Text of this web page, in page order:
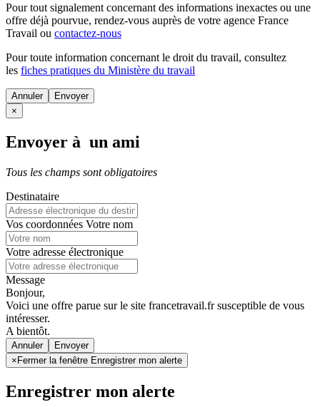
Pour tout signalement concernant des informations inexactes ou une
offre déjà pourvue, rendez-vous auprès de votre agence France
Travail ou contactez-nous
Pour toute information concernant le droit du travail, consultez
les fiches pratiques du Ministère du travail
Annuler
×
Envoyer à un ami
Tous les champs sont obligatoires
Destinataire
Vos coordonnées Votre nom
Votre adresse électronique
Message
Bonjour,
Voici une offre parue sur le site francetravail.fr susceptible de vous
intéresser.
A bientôt.
Annuler
× Fermer la fenêtre Enregistrer mon alerte
Enregistrer mon alerte